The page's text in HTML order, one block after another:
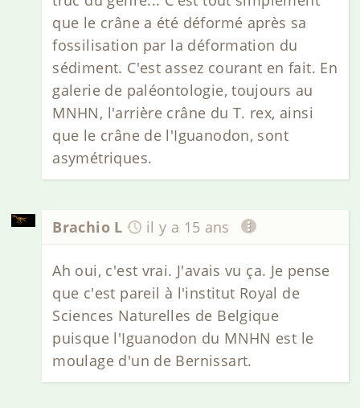
que le crâne a été déformé après sa
fossilisation par la déformation du
sédiment. C'est assez courant en fait. En
galerie de paléontologie, toujours au
MNHN, l'arrière crâne du T. rex, ainsi
que le crâne de l'Iguanodon, sont
asymétriques.
Brachio L il y a 15 ans
Ah oui, c'est vrai. J'avais vu ça. Je pense
que c'est pareil à l'institut Royal de
Sciences Naturelles de Belgique
puisque l'Iguanodon du MNHN est le
moulage d'un de Bernissart.